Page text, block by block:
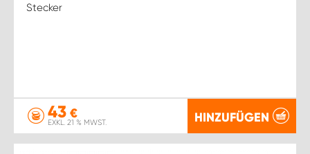
Stecker
43 €
EXKL. 21 % MWST. HINZUFÜGEN